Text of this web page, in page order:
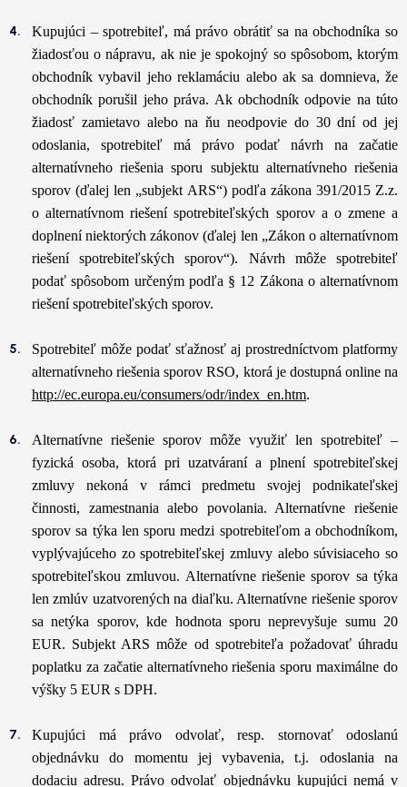
Kupujúci – spotrebiteľ, má právo obrátiť sa na obchodníka so
žiadosťou o nápravu, ak nie je spokojný so spôsobom, ktorým
obchodník vybavil jeho reklamáciu alebo ak sa domnieva, že
obchodník porušil jeho práva. Ak obchodník odpovie na túto
žiadosť zamietavo alebo na ňu neodpovie do 30 dní od jej
odoslania, spotrebiteľ má právo podať návrh na začatie
alternatívneho riešenia sporu subjektu alternatívneho riešenia
sporov (ďalej len „subjekt ARS“) podľa zákona 391/2015 Z.z.
o alternatívnom riešení spotrebiteľských sporov a o zmene a
doplnení niektorých zákonov (ďalej len „Zákon o alternatívnom
riešení spotrebiteľských sporov“). Návrh môže spotrebiteľ
podať spôsobom určeným podľa § 12 Zákona o alternatívnom
riešení spotrebiteľských sporov.
Spotrebiteľ môže podať sťažnosť aj prostredníctvom platformy
alternatívneho riešenia sporov RSO, ktorá je dostupná online na
http://ec.europa.eu/consumers/odr/index_en.htm.
Alternatívne riešenie sporov môže využiť len spotrebiteľ –
fyzická osoba, ktorá pri uzatváraní a plnení spotrebiteľskej
zmluvy nekoná v rámci predmetu svojej podnikateľskej
činnosti, zamestnania alebo povolania. Alternatívne riešenie
sporov sa týka len sporu medzi spotrebiteľom a obchodníkom,
vyplývajúceho zo spotrebiteľskej zmluvy alebo súvisiaceho so
spotrebiteľskou zmluvou. Alternatívne riešenie sporov sa týka
len zmlúv uzatvorených na diaľku. Alternatívne riešenie sporov
sa netýka sporov, kde hodnota sporu neprevyšuje sumu 20
EUR. Subjekt ARS môže od spotrebiteľa požadovať úhradu
poplatku za začatie alternatívneho riešenia sporu maximálne do
výšky 5 EUR s DPH.
Kupujúci má právo odvolať, resp. stornovať odoslanú
objednávku do momentu jej vybavenia, t.j. odoslania na
dodaciu adresu. Právo odvolať objednávku kupujúci nemá v